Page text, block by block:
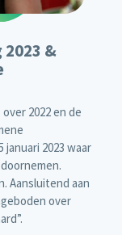
&
2022 en de
januari 2023 waar
Aansluitend aan
over